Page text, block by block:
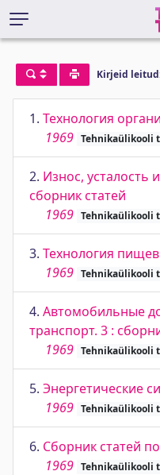
Kirjeid
1. Технология
1969 Tehnikaülikooli
2. Износ, усталость
сборник статей
1969 Tehnikaülikooli
3. Технология
1969 Tehnikaülikooli
4. Автомобильные
транспорт. 3 :
1969 Tehnikaülikooli
5. Энергетические
1969 Tehnikaülikooli
6. Сборник статей
1969 Tehnikaülikooli